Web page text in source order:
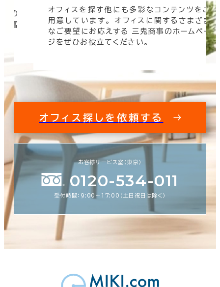
の
豊富
オフィスを探す他にも多彩なコンテンツをご
用意しています。 オフィスに関するさまざま
なご要望にお応えする 三鬼商事のホームペー
ジをぜひお役立てください。
オフィス探しを依頼する
お客様サービス室（東京）
0120-534-011
受付時間：9:00〜17:00（土日祝日は除く）